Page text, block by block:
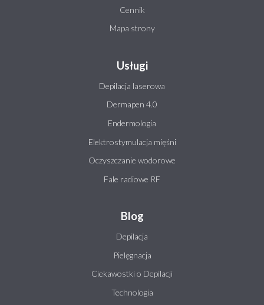
Cennik
Mapa strony
Usługi
Depilacja laserowa
Dermapen 4.0
Endermologia
Elektrostymulacja mięśni
Oczyszczanie wodorowe
Fale radiowe RF
Blog
Depilacja
Pielęgnacja
Ciekawostki o Depilacji
Technologia